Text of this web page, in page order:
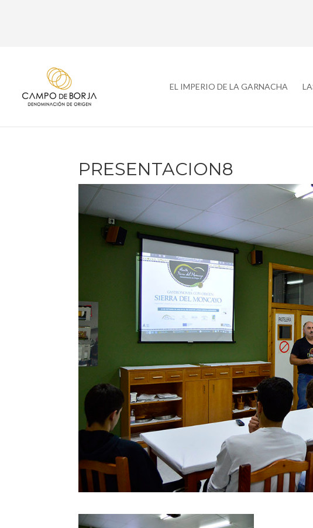
EL IMPERIO DE LA GARNACHA
PRESENTACION8